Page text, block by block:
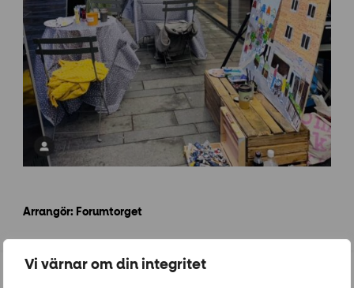
Vi värnar om din integritet
Arrangör: Forumtorget